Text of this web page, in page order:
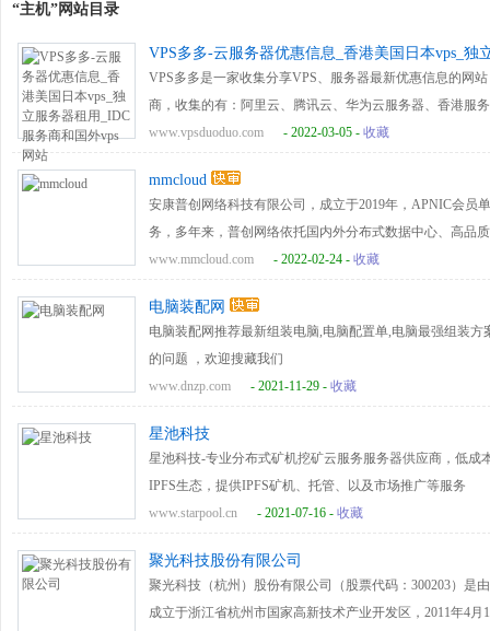
“主机”网站目录
VPS多多-云服务器优惠信息_香港美国日本vps_独
VPS多多是一家收集分享VPS、服务器最新优惠信息的网
商，收集的有：阿里云、腾讯云、华为云服务器、香港服
国内和国外知名优秀IDC服务商，还有欧洲vps、国内vps
www.vpsduoduo.com - 2022-03-05 - 收藏
mmcloud
安康普创网络科技有限公司，成立于2019年，APNIC会员
务，多年来，普创网络依托国内外分布式数据中心、高品
创新，为数以万计的客户提供了服务器托管、服务器租用
险，为客户的高速成长保驾护航。
www.mmcloud.com - 2022-02-24 - 收藏
电脑装配网
电脑装配网推荐最新组装电脑,电脑配置单,电脑最强组装
的问题 ，欢迎搜藏我们
www.dnzp.com
- 2021-11-29 - 收藏
星池科技
星池科技-专业分布式矿机挖矿云服务服务器供应商，低成
IPFS生态，提供IPFS矿机、托管、以及市场推广等服务
www.starpool.cn
- 2021-07-16 - 收藏
聚光科技股份有限公司
聚光科技（杭州）股份有限公司（股票代码：300203）是
成立于浙江省杭州市国家高新技术产业开发区，2011年4